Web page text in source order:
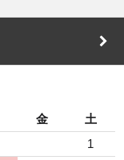
金
土
1